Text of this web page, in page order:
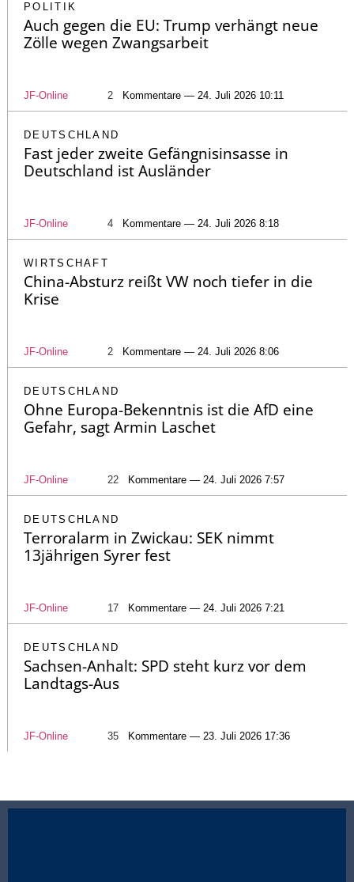
POLITIK
Auch gegen die EU: Trump verhängt neue
Zölle wegen Zwangsarbeit
JF-Online 2 Kommentare — 24. Juli 2026 10:11
DEUTSCHLAND
Fast jeder zweite Gefängnisinsasse in
Deutschland ist Ausländer
JF-Online 4 Kommentare — 24. Juli 2026 8:18
WIRTSCHAFT
China-Absturz reißt VW noch tiefer in die
Krise
JF-Online 2 Kommentare — 24. Juli 2026 8:06
DEUTSCHLAND
Ohne Europa-Bekenntnis ist die AfD eine
Gefahr, sagt Armin Laschet
JF-Online 22 Kommentare — 24. Juli 2026 7:57
DEUTSCHLAND
Terroralarm in Zwickau: SEK nimmt
13jährigen Syrer fest
JF-Online 17 Kommentare — 24. Juli 2026 7:21
DEUTSCHLAND
Sachsen-Anhalt: SPD steht kurz vor dem
Landtags-Aus
JF-Online 35 Kommentare — 23. Juli 2026 17:36